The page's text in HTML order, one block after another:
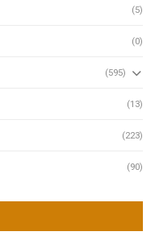
(5)
(0)
(595)
(13)
(223)
(90)